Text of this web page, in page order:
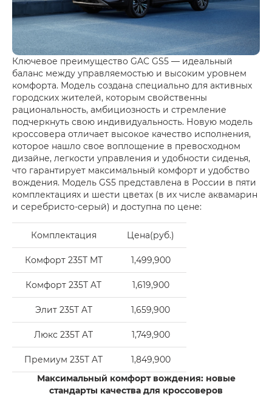
Ключевое преимущество GAC GS5 — идеальный
баланс между управляемостью и высоким уровнем
комфорта. Модель создана специально для активных
городских жителей, которым свойственны
рациональность, амбициозность и стремление
подчеркнуть свою индивидуальность. Новую модель
кроссовера отличает высокое качество исполнения,
которое нашло свое воплощение в превосходном
дизайне, легкости управления и удобности сиденья,
что гарантирует максимальный комфорт и удобство
вождения. Модель GS5 представлена в России в пяти
комплектациях и шести цветах (в их числе аквамарин
и серебристо-серый) и доступна по цене:
Комплектация Цена(руб.)
Комфорт 235T MT 1,499,900
Комфорт 235T AT 1,619,900
Элит 235T AT 1,659,900
Люкс 235T AT 1,749,900
Премиум 235T AT
1,849,900
Максимальный комфорт вождения: новые
стандарты качества для кроссоверов